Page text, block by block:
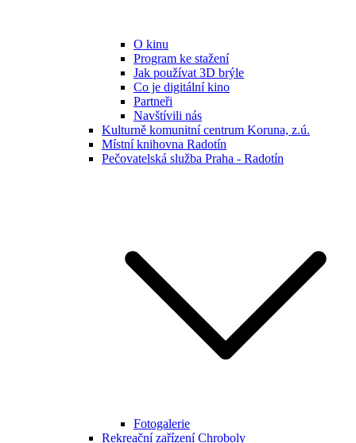
O kinu
Program ke stažení
Jak používat 3D brýle
Co je digitální kino
Partneři
Navštívili nás
Kulturně komunitní centrum Koruna, z.ú.
Místní knihovna Radotín
Pečovatelská služba Praha - Radotín
Fotogalerie
Rekreační zařízení Chroboly